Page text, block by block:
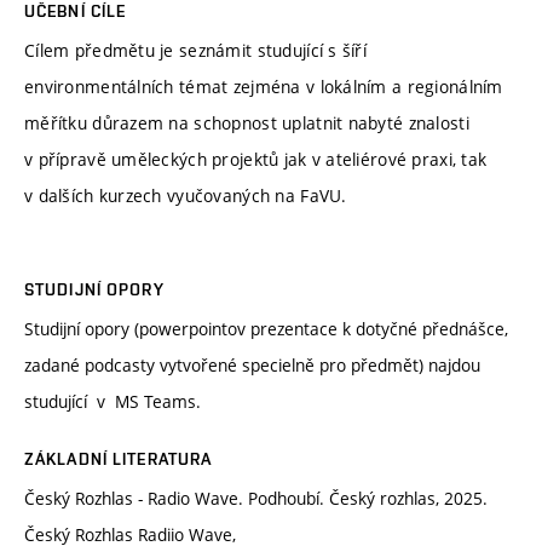
UČEBNÍ CÍLE
Cílem předmětu je seznámit studující s šíří
environmentálních témat zejména v lokálním a regionálním
měřítku důrazem na schopnost uplatnit nabyté znalosti
v přípravě uměleckých projektů jak v ateliérové praxi, tak
v dalších kurzech vyučovaných na FaVU.
STUDIJNÍ OPORY
Studijní opory (powerpointov prezentace k dotyčné přednášce,
zadané podcasty vytvořené specielně pro předmět) najdou
studující v MS Teams.
ZÁKLADNÍ LITERATURA
Český Rozhlas - Radio Wave. Podhoubí. Český rozhlas, 2025.
Český Rozhlas Radiio Wave,